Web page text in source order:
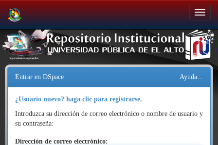
Salir
de
la
navegación
Entrar en DSpace Ayuda...
¿Usuario nuevo? haga clic para registrarse.
Introduzca su dirección de correo electrónico o nombre de usuario y
su contraseña:
Dirección de correo electrónico: